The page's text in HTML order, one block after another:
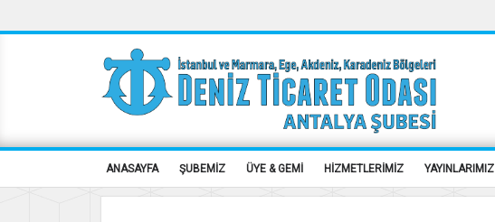
ANASAYFA ŞUBEMİZ ÜYE & GEMİ HİZMETLERİMİZ YAYINLARIMIZ